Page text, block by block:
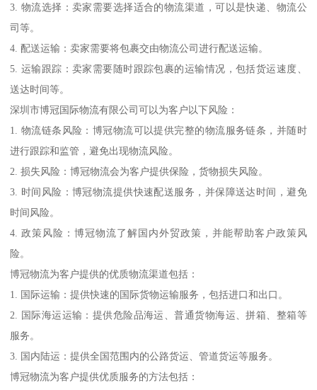
3. 物流选择：卖家需要选择适合的物流渠道，可以是快递、物流公
司等。
4. 配送运输：卖家需要将包裹交由物流公司进行配送运输。
5. 运输跟踪：卖家需要随时跟踪包裹的运输情况，包括货运速度、
送达时间等。
深圳市博冠国际物流有限公司可以为客户以下风险：
1. 物流链条风险：博冠物流可以提供完整的物流服务链条，并随时
进行跟踪和监管，避免出现物流风险。
2. 损失风险：博冠物流会为客户提供保险，货物损失风险。
3. 时间风险：博冠物流提供快速配送服务，并保障送达时间，避免
时间风险。
4. 政策风险：博冠物流了解国内外贸政策，并能帮助客户政策风
险。
博冠物流为客户提供的优质物流渠道包括：
1. 国际运输：提供快速的国际货物运输服务，包括进口和出口。
2. 国际海运运输：提供危险品海运、普通货物海运、拼箱、整箱等
服务。
3. 国内陆运：提供全国范围内的公路货运、管道货运等服务。
博冠物流为客户提供优质服务的方法包括：